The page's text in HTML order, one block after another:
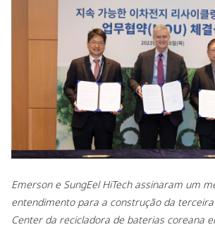
Emerson e SungEel HiTech assinaram um
entendimento para a construção da
Center da recicladora de baterias coreana